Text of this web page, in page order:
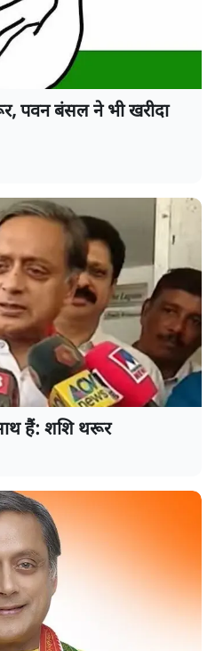
पवन बंसल ने भी खरीदा
हैं: शशि थरूर